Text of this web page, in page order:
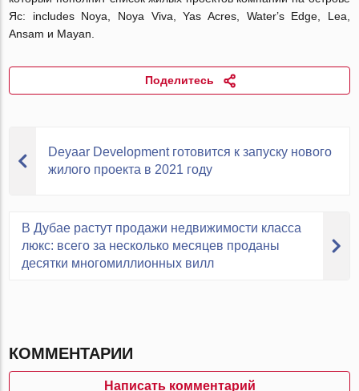
Яс: includes Noya Noya Viva ,Yas Acres, Water’s Edge Lea
Ansam и Mayan
Поделитесь
Deyaar Development готовится к запуску нового
жилого проекта в 2021 году
В Дубае растут продажи недвижимости класса
люкс: всего за несколько месяцев проданы
десятки многомиллионных вилл
КОММЕНТАРИИ
Написать комментарий